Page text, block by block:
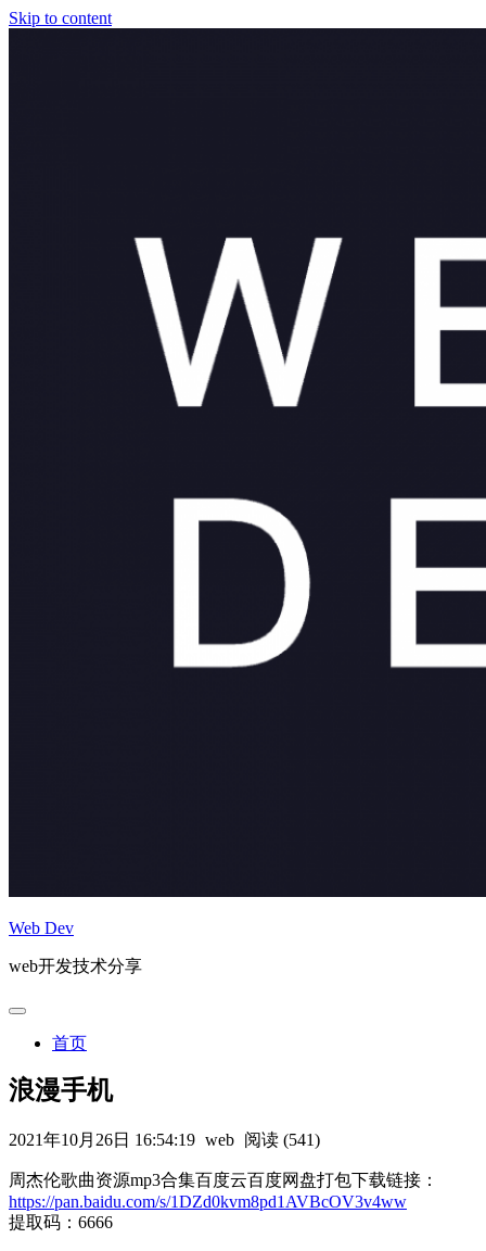
Skip to content
Web Dev
web开发技术分享
首页
浪漫手机
2021年10月26日 16:54:19 web 阅读 (541)
周杰伦歌曲资源mp3合集百度云百度网盘打包下载链接：
https://pan.baidu.com/s/1DZd0kvm8pd1AVBcOV3v4ww
提取码：6666